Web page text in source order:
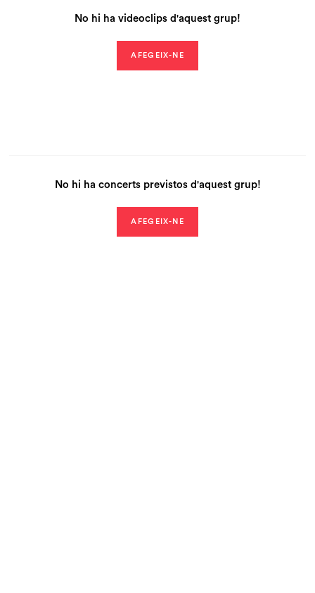
No hi ha videoclips d'aquest grup!
AFEGEIX-NE
No hi ha concerts previstos d'aquest grup!
AFEGEIX-NE